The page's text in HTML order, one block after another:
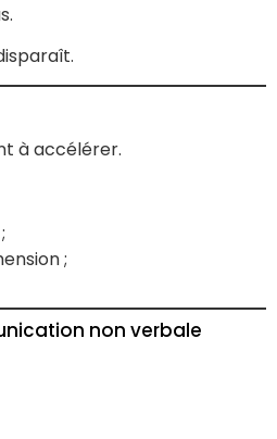
à accélérer.
;
non verbale